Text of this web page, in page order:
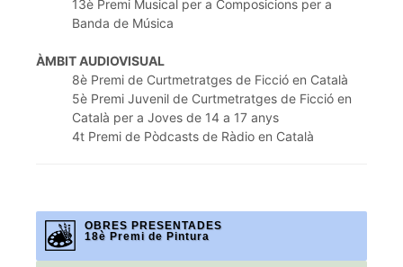
13è Premi Musical per a Composicions per a
Banda de Música
ÀMBIT AUDIOVISUAL
8è Premi de Curtmetratges de Ficció en Català
5è Premi Juvenil de Curtmetratges de Ficció en
Català per a Joves de 14 a 17 anys
4t Premi de Pòdcasts de Ràdio en Català
OBRES PRESENTADES
18è Premi de Pintura